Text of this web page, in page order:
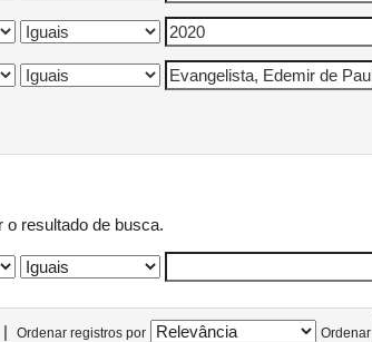
o resultado de busca.
| Ordenar registros por Ordenar